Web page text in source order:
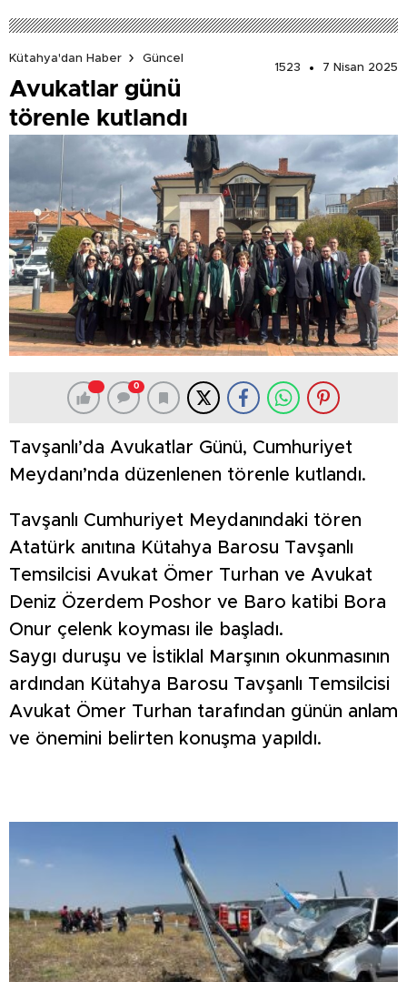
Kütahya'dan Haber
Güncel
1523
7 Nisan 2025
Avukatlar günü
törenle kutlandı
0
Tavşanlı’da Avukatlar Günü, Cumhuriyet
Meydanı’nda düzenlenen törenle kutlandı.
Tavşanlı Cumhuriyet Meydanındaki tören
Atatürk anıtına Kütahya Barosu Tavşanlı
Temsilcisi Avukat Ömer Turhan ve Avukat
Deniz Özerdem Poshor ve Baro katibi Bora
Onur çelenk koyması ile başladı.
Saygı duruşu ve İstiklal Marşının okunmasının
ardından Kütahya Barosu Tavşanlı Temsilcisi
Avukat Ömer Turhan tarafından günün anlam
ve önemini belirten konuşma yapıldı.